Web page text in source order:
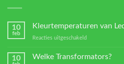
10
feb
Kleurtemperaturen van
Reacties uitgeschakeld
10 Welke Transformators?